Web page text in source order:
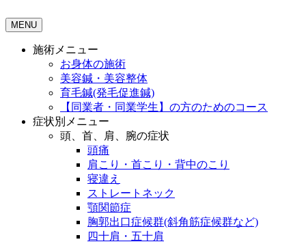
MENU
施術メニュー
お身体の施術
美容鍼・美容整体
育毛鍼(発毛促進鍼)
【同業者・同業学生】の方のためのコース
症状別メニュー
頭、首、肩、腕の症状
頭痛
肩こり・首こり・背中のこり
寝違え
ストレートネック
顎関節症
胸郭出口症候群(斜角筋症候群など)
四十肩・五十肩